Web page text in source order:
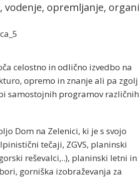
opremljanje,
celostno in odlično izvedbo na
opremo in znanje ali pa zgolj
samostojnih programov različnih
Dom na Zelenici, ki je s svojo
tečaji, ZGVS, planinski
reševalci,..), planinski letni in
gorniška izobraževanja za